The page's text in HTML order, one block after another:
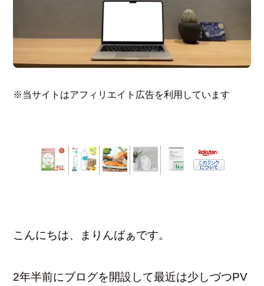
※当サイトはアフィリエイト広告を利用しています
こんにちは、まりんばぁです。
2年半前にブログを開設して最近は少しづつPV